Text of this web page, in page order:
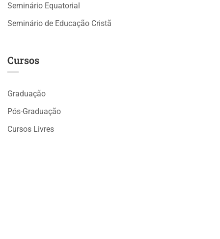
Seminário Equatorial
Seminário de Educação Cristã
Cursos
Graduação
Pós-Graduação
Cursos Livres